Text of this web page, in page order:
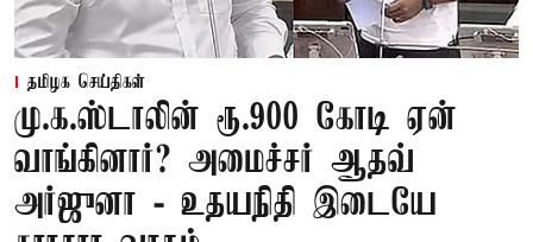
தமிழக செய்திகள்
மு.க.ஸ்டாலின் ரூ.900 கோடி ஏன்
வாங்கினார்? அமைச்சர் ஆதவ்
அர்ஜுனா - உதயநிதி இடையே